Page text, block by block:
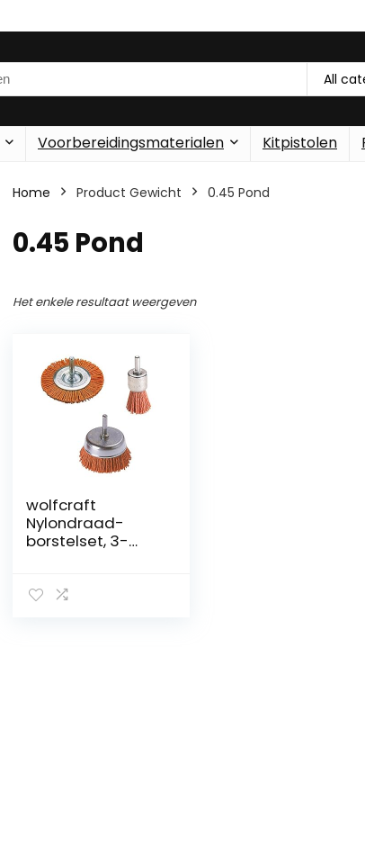
All
Voorbereidingsmaterialen Kitpistolen
Home Product Gewicht ‎0.45 Pond
‎0.45 Pond
Het enkele resultaat weergeven
wolfcraft
Nylondraad-
borstelset, 3-